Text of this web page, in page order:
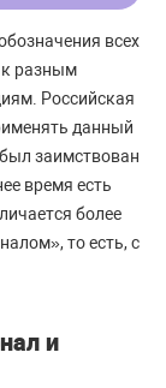
всех
к разным
Российская
данный
заимствован
время есть
более
то есть, с
и